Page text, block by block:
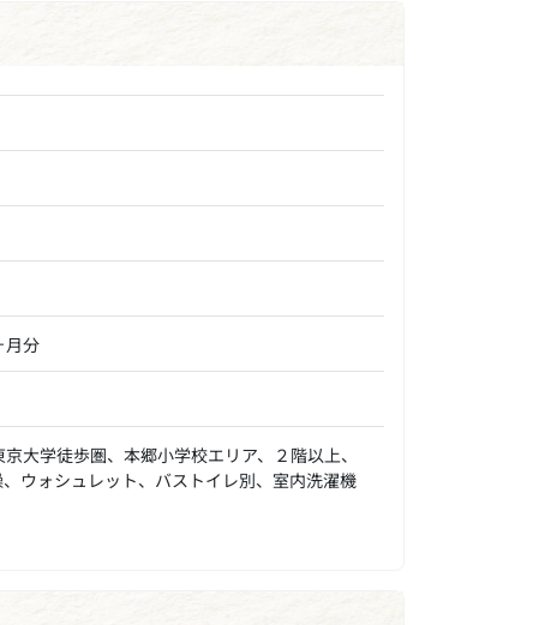
月分
大学徒歩圏、本郷小学校エリア、２階以上、
ウォシュレット、バストイレ別、室内洗濯機